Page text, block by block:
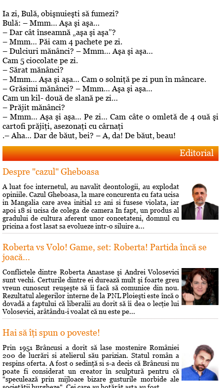
Ia zi, Bulă, obişnuieşti să fumezi?
Bulă: – Mmm… Aşa şi aşa…
– Dar cât înseamnă „aşa şi aşa”?
– Mmm… Păi cam 4 pachete pe zi.
– Dulciuri mănânci? – Mmm… Aşa şi aşa…
Cam 5 ciocolate pe zi.
– Sărat mănânci?
– Mmm… Aşa şi aşa… Cam o solniţă pe zi pun în mâncare.
– Grăsimi mănânci? – Mmm… Aşa şi aşa…
Cam un kil- două de slană pe zi…
– Prăjit mănânci?
– Mmm… Aşa şi aşa… Pe zi… Cam câte o omletă de 4 ouă şi
cartofi prăjiţi, asezonaţi cu cârnaţi
.– Aha… Dar de băut, bei? – A, da! De băut, beau!
Editorial
Despre "cazul" Gheboasa
A luat foc internetul, au navalit deontologii, au explodat
opiniile. Cazul Gheboasa, la mare concurenta cu fata ucisa
in Mangalia care avea initial 12 ani si fusese violata, iar
apoi 18 si ucisa de colega de camera In fapt, un produs al
gradului de cultura aferent unor concetateni, domnul cu
pricina a fost lasat sa evolueze intr-o siluire a...
Roberta vs Volo! Game, set: Roberta! Partida încă se
joacă...
Conflictele dintre Roberta Anastase şi Andrei Volosevici
sunt vechi. Certurile dintre ei durează mult şi foarte greu
vreun cunoscut reuşeşte să îi facă să comunice din nou.
Rezultatul alegerilor interne de la PNL Ploieşti este încă o
dovadă a faptului că liberalii au dorit să îi dea o lecţie lui
Volosevici, arâtându-i voalat că nu este pe...
Hai să îţi spun o poveste!
Prin 1951 Brâncusi a dorit să lase mostenire României
200 de lucrări si atelierul său parizian. Statul român a
respins oferta. A fost o sedinţă si s-a decis că Brâncusi nu
poate fi considerat un creator în sculptură pentru că
"speculează prin mijloace bizare gusturile morbide ale